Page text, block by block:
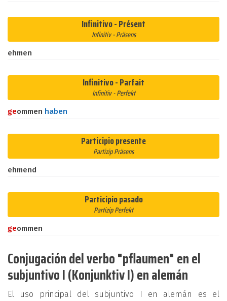
Infinitivo - Présent
Infinitiv - Präsens
ehmen
Infinitivo - Parfait
Infinitiv - Perfekt
geommen haben
Participio presente
Partizip Präsens
ehmend
Participio pasado
Partizip Perfekt
geommen
Conjugación del verbo "pflaumen" en el
subjuntivo I (Konjunktiv I) en alemán
El uso principal del subjuntivo I en alemán es el